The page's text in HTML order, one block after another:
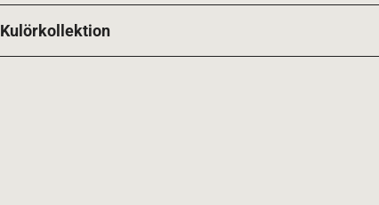
Kulörkollektion